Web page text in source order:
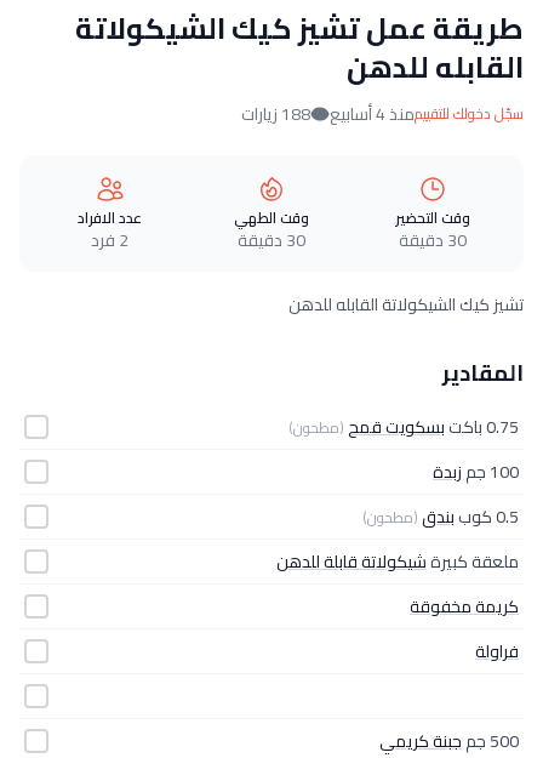
طريقة عمل تشيز كيك الشيكولاتة
القابله للدهن
سجّل دخولك للتقييممنذ 4 أسابيع 188 زيارات
وقت التحضير
30 دقيقة
وقت الطهي
30 دقيقة
عدد الافراد
2 فرد
تشيز كيك الشيكولاتة القابله للدهن
المقادير
0.75 باكت بسكويت قمح(مطحون)
100 جم
زبدة
0.5 كوب
بندق(مطحون)
ملعقة كبيرةشيكولاتة قابلة للدهن
كريمة مخفوقة
فراولة
500 جم
جبنة كريمي